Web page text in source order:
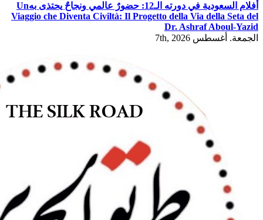
Un
Viaggio che Diventa Civiltà: Il